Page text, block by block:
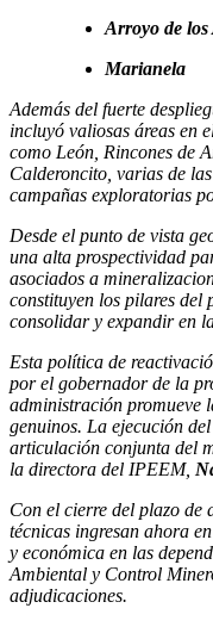
Arroyo de
Marianela
Además del fuerte
incluyó valiosas áreas en
como León, Rincones de
Calderoncito, varias de
campañas exploratorias
Desde el punto de vista
una alta prospectividad
asociados a
constituyen los pilares del
consolidar y expandir en
Esta política de
por el gobernador de la
administración promueve
genuinos. La ejecución
articulación conjunta del
la directora del IPEEM,
Con el cierre del plazo de
técnicas ingresan ahora
y económica en las
Ambiental y Control
adjudicaciones.